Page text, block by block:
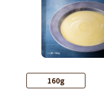
160g